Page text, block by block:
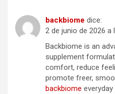
backbiome dice:
2 de junio de 2026 a
Backbiome is an
supplement
comfort, reduce
promote freer,
backbiome everyday